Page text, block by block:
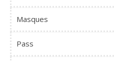
Masques
Pass